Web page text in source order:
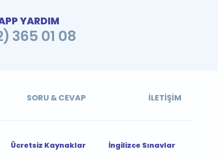
YARDIM
365 01 08
SORU & CEVAP İLETIŞIM
Ücretsiz Kaynaklar
İngilizce Sınavlar